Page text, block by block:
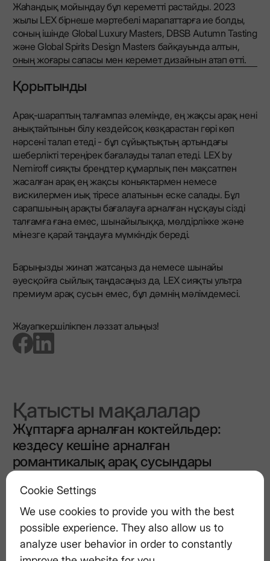
Cookie Settings
We use cookies to provide you with the best
possible experience. They also allow us to
analyze user behavior in order to constantly
Жаһандық мойындау бұл кереметті растайды. 2023
жылы LEX бірнеше мәртебелі марапаттарға ие болды,
соның ішінде Global Luxury Masters, DBSB Autumn Tasting
және Global Spirits Design Masters байқауында алтын,
оның жоғары сапасы мен керемет дизайнын атап өтті.
Қорытынды
Арақ-шараптың талғампаз әлемінде, ең жақсы арақ нені
анықтайтынын білу кездейсоқ көзқарастан гөрі көп
нәрсені талап етеді - бұл сұйықтықтың артындағы
шеберлікті тереңірек бағалауды талап етеді. LEX by
Nemiroff сияқты брендтер құмарлық пен мақсатпен
жасалған арақ ең жақсы коньяктармен немесе
вискилермен иық тіресе алатынын еске салады. Бұл
сарапшының арақты бағалауға арналған нұсқауы сізді
талғамға ғана емес, шынайылыққа, мөлдірлікке және
мінезге қарай таңдауға мүмкіндік береді.
Барыңызды жинап жатсаңыз да немесе шынайы
әуесқойға сыйлық таңдасаңыз да, LEX сияқты ультра
премиум арақ сусын емес, бұл дәмнің мәлімдемесі.
Жауапкершілікпен ләззат алыңыз!
go to facebook page go to linkedin page
Қатысты мақалалар
Жұптарға арналған коктейльдер:
кездесу кешіне арналған
романтикалық арақ сусындары
Премиум арақ жасаудағы дәнді
таңдаудың маңыздылығы